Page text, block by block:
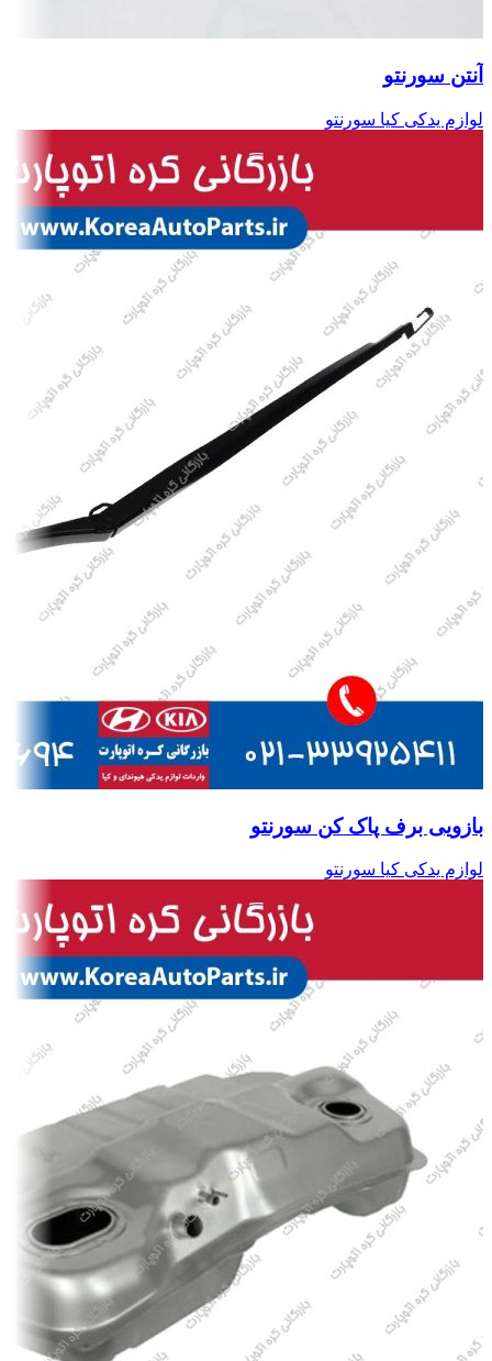
آنتن سورنتو
لوازم یدکی کیا سورنتو
بازویی برف پاک کن سورنتو
لوازم یدکی کیا سورنتو